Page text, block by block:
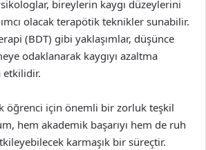
bireylerin kaygı düzeylerini
olacak terapötik teknikler sunabilir.
(BDT) gibi yaklaşımlar, düşünce
odaklanarak kaygıyı azaltma
etkilidir.
öğrenci için önemli bir zorluk teşkil
hem akademik başarıyı hem de ruh
karmaşık bir süreçtir.